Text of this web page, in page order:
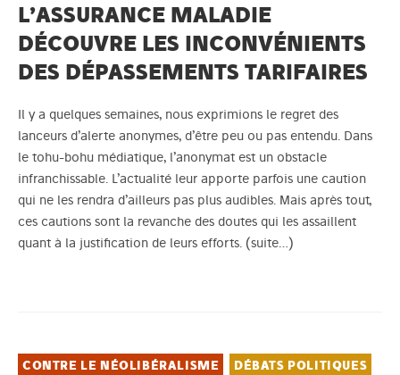
L’ASSURANCE MALADIE
DÉCOUVRE LES INCONVÉNIENTS
DES DÉPASSEMENTS TARIFAIRES
Il y a quelques semaines, nous exprimions le regret des
lanceurs d’alerte anonymes, d’être peu ou pas entendu. Dans
le tohu-bohu médiatique, l’anonymat est un obstacle
infranchissable. L’actualité leur apporte parfois une caution
qui ne les rendra d’ailleurs pas plus audibles. Mais après tout,
ces cautions sont la revanche des doutes qui les assaillent
quant à la justification de leurs efforts. (suite…)
CONTRE LE NÉOLIBÉRALISME
DÉBATS POLITIQUES